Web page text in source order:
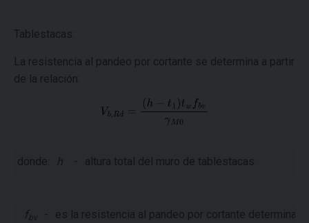
Tablestacas:
La resistencia al pandeo por cortante se determina a partir
de la relación:
donde: h - altura total del muro de tablestacas
f bv - es la resistencia al pandeo por cortante